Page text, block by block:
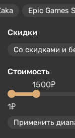
Epic Games
Скидки
Со скидками и
Стоимость
1₽
1500₽
Применить